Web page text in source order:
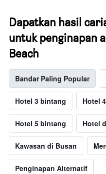
Dapatkan hasil
untuk penginapan
Beach
Bandar Paling Popular
Hotel 3 bintang Hotel
Hotel 5 bintang Hotel
Kawasan di Busan
Penginapan Alternatif